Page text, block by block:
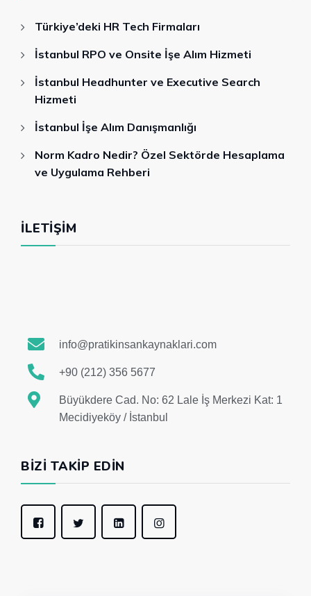
Türkiye’deki HR Tech Firmaları
İstanbul RPO ve Onsite İşe Alım Hizmeti
İstanbul Headhunter ve Executive Search
Hizmeti
İstanbul İşe Alım Danışmanlığı
Norm Kadro Nedir? Özel Sektörde Hesaplama
ve Uygulama Rehberi
İLETIŞIM
info@pratikinsankaynaklari.com
+90 (212) 356 5677
Büyükdere Cad. No: 62 Lale İş Merkezi Kat: 1
Mecidiyeköy / İstanbul
BIZI TAKIP EDIN